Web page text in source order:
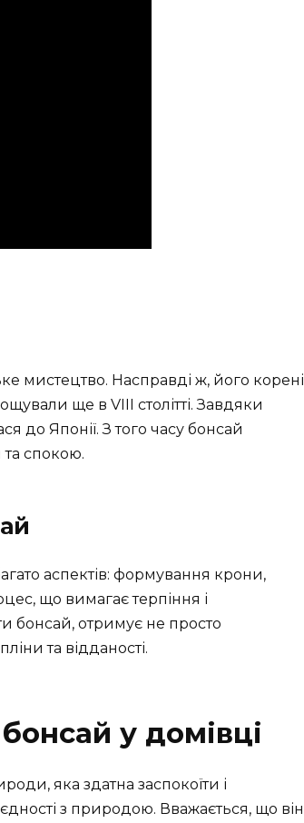
мистецтво. Насправді ж, його корені
ще в VIII столітті. Завдяки
Японії. З того часу бонсай
спокою.
аспектів: формування крони,
що вимагає терпіння і
бонсай, отримує не просто
та відданості.
у домівці
яка здатна заспокоїти і
з природою. Вважається, що він